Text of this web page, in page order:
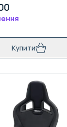
Купити